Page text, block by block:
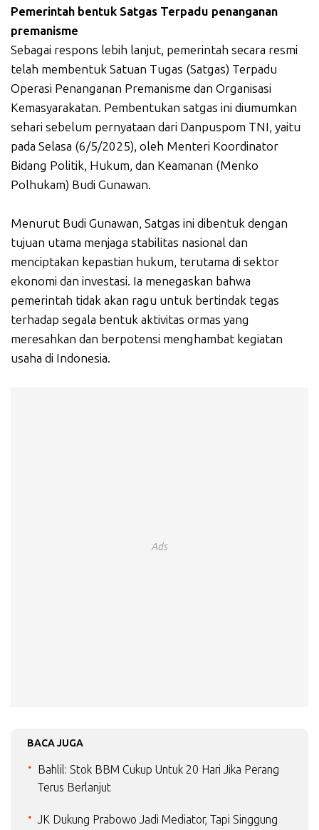
Pemerintah bentuk Satgas Terpadu penanganan
premanisme
Sebagai respons lebih lanjut, pemerintah secara resmi
telah membentuk Satuan Tugas (Satgas) Terpadu
Operasi Penanganan Premanisme dan Organisasi
Kemasyarakatan. Pembentukan satgas ini diumumkan
sehari sebelum pernyataan dari Danpuspom TNI, yaitu
pada Selasa (6/5/2025), oleh Menteri Koordinator
Bidang Politik, Hukum, dan Keamanan (Menko
Polhukam) Budi Gunawan.
Menurut Budi Gunawan, Satgas ini dibentuk dengan
tujuan utama menjaga stabilitas nasional dan
menciptakan kepastian hukum, terutama di sektor
ekonomi dan investasi. Ia menegaskan bahwa
pemerintah tidak akan ragu untuk bertindak tegas
terhadap segala bentuk aktivitas ormas yang
meresahkan dan berpotensi menghambat kegiatan
usaha di Indonesia.
Ads
BACA JUGA
Bahlil: Stok BBM Cukup Untuk 20 Hari Jika Perang
Terus Berlanjut
JK Dukung Prabowo Jadi Mediator, Tapi Singgung